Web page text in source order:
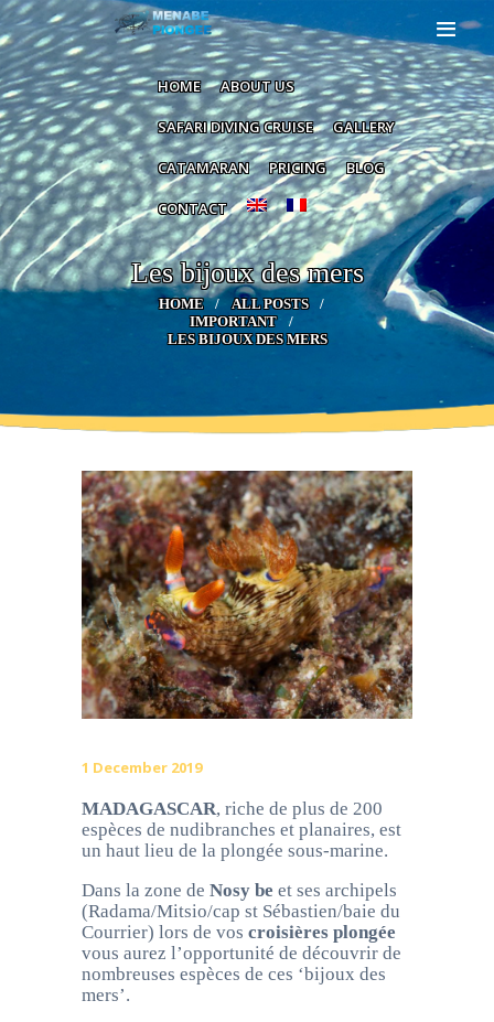
HOME ABOUT US
SAFARI DIVING CRUISE GALLERY
CATAMARAN PRICING BLOG
CONTACT
Les bijoux des mers
HOME
ALL POSTS
IMPORTANT
LES BIJOUX DES MERS
HOME
ABOUT US
SAFARI
DIVING
CRUISE
GALLERY
CATAMARAN
1 December 2019
MADAGASCAR, riche de plus de 200
espèces de nudibranches et planaires, est
un haut lieu de la plongée sous-marine.
Dans la zone de Nosy be et ses archipels
(Radama/Mitsio/cap st Sébastien/baie du
Courrier) lors de vos croisières plongée
vous aurez l’opportunité de découvrir de
nombreuses espèces de ces ‘bijoux des
mers’.